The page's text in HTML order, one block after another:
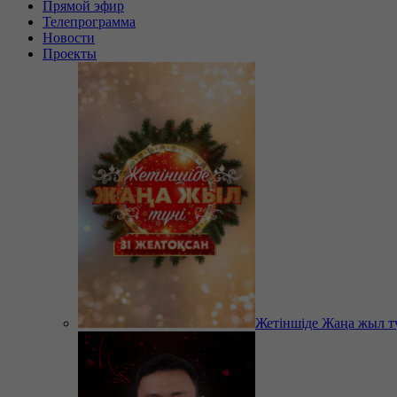
Прямой эфир
Телепрограмма
Новости
Проекты
Жетіншіде Жаңа жыл